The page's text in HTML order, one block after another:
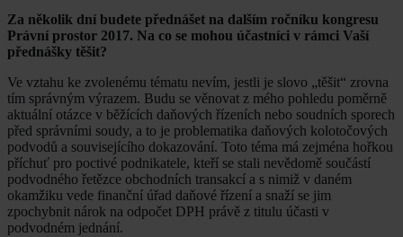
Za několik dní budete přednášet na dalším ročníku kongresu
Právní prostor 2017. Na co se mohou účastníci v rámci Vaší
přednášky těšit?
Ve vztahu ke zvolenému tématu nevím, jestli je slovo „těšit“ zrovna
tím správným výrazem. Budu se věnovat z mého pohledu poměrně
aktuální otázce v běžících daňových řízeních nebo soudních sporech
před správními soudy, a to je problematika daňových kolotočových
podvodů a souvisejícího dokazování. Toto téma má zejména hořkou
příchuť pro poctivé podnikatele, kteří se stali nevědomě součástí
podvodného řetězce obchodních transakcí a s nimiž v daném
okamžiku vede finanční úřad daňové řízení a snaží se jim
zpochybnit nárok na odpočet DPH právě z titulu účasti v
podvodném jednání.